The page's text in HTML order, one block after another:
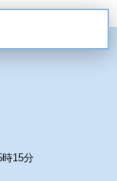
15分